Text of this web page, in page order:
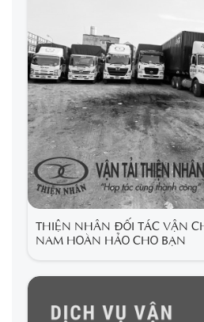
THIỆN NHÂN ĐỐI TÁC VẬN
NAM HOÀN HẢO CHO BẠN